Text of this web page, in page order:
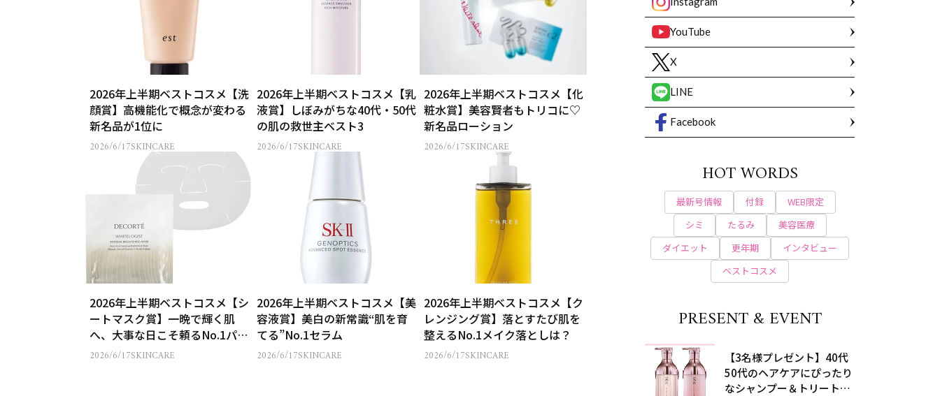
2026年上半期ベストコスメ【洗
顔賞】高機能化で概念が変わる
新名品が1位に
2026/6/17SKINCARE
2026年上半期ベストコスメ【乳
液賞】しぼみがちな40代・50代
の肌の救世主ベスト3
2026/6/17SKINCARE
2026年上半期ベストコスメ【化
粧水賞】美容賢者もトリコに♡
新名品ローション
2026/6/17SKINCARE
2026年上半期ベストコスメ【シ
ートマスク賞】一晩で輝く肌
へ、大事な日こそ頼るNo.1パッ
ク
2026/6/17SKINCARE
2026年上半期ベストコスメ【美
容液賞】美白の新常識“肌を育
てる”No.1セラム
2026/6/17SKINCARE
2026年上半期ベストコスメ【ク
レンジング賞】落とすたび肌を
整えるNo.1メイク落としは？
2026/6/17SKINCARE
YouTube
X
LINE
Facebook
HOT WORDS
最新号情報 付録
WEB限定
シミ
たるみ
美容医療
ダイエット
更年期
インタビュー
ベストコスメ
PRESENT & EVENT
【3名様プレゼント】40代
50代のヘアケアにぴったり
なシャンプー＆トリートメ